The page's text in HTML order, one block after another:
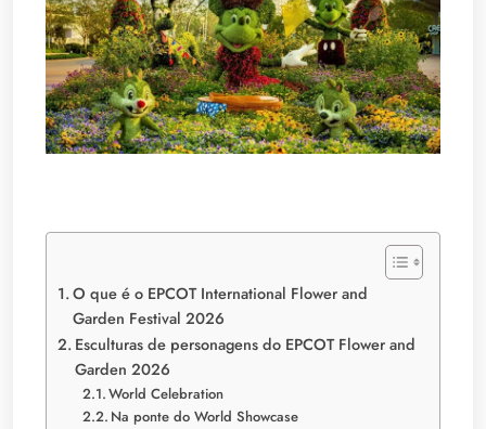
O que é o EPCOT International Flower and
Garden Festival 2026
Esculturas de personagens do EPCOT Flower and
Garden 2026
World Celebration
Na ponte do World Showcase